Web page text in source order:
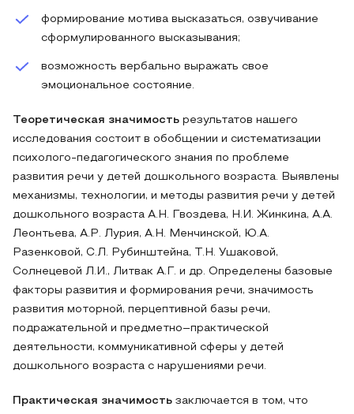
формирование мотива высказаться, озвучивание
сформулированного высказывания;
возможность вербально выражать свое
эмоциональное состояние.
Теоретическая значимость результатов нашего
исследования состоит в обобщении и систематизации
психолого-педагогического знания по проблеме
развития речи у детей дошкольного возраста. Выявлены
механизмы, технологии, и методы развития речи у детей
дошкольного возраста А.Н. Гвоздева, Н.И. Жинкина, А.А.
Леонтьева, А.Р. Лурия, А.Н. Менчинской, Ю.А.
Разенковой, С.Л. Рубинштейна, Т.Н. Ушаковой,
Солнецевой Л.И., Литвак А.Г. и др. Определены базовые
факторы развития и формирования речи, значимость
развития моторной, перцептивной базы речи,
подражательной и предметно–практической
деятельности, коммуникативной сферы у детей
дошкольного возраста с нарушениями речи.
Практическая значимость заключается в том, что